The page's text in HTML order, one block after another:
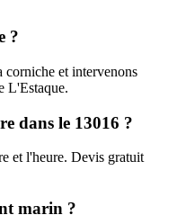
?
corniche et intervenons
L'Estaque.
dans le 13016 ?
et l'heure. Devis gratuit
marin ?